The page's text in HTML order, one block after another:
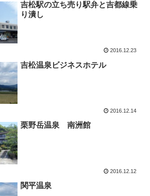
吉松駅の立ち売り駅弁と吉都線乗
り潰し
2016.12.23
吉松温泉ビジネスホテル
2016.12.14
栗野岳温泉 南洲館
2016.12.12
関平温泉